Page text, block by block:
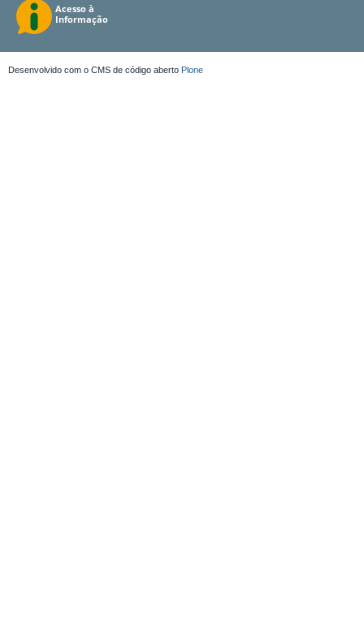
Desenvolvido com o CMS de código aberto Plone